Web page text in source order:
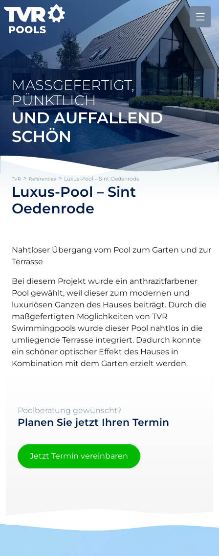
MASSGEFERTIGT, P
ÜNKTLICH
UND AUFFALLEND
SCHÖN
TVR > Referenties > Luxus-Pool – Sint Oedenrode
Luxus-Pool – Sint
Oedenrode
Nahtloser Übergang vom Pool zum Garten und zur
Terrasse
Bei diesem Projekt wurde ein anthrazitfarbener
Pool gewählt, weil dieser zum modernen und
luxuriösen Ganzen des Hauses beiträgt. Durch die
maßgefertigten Möglichkeiten von TVR
Swimmingpools wurde dieser Pool nahtlos in die
umliegende Terrasse integriert. Dadurch konnte
ein schöner optischer Effekt des Hauses in
Kombination mit dem Garten erzielt werden.
Poolberatung gewünscht?
Planen Sie jetzt Ihren Termin
Jetzt Termin vereinbaren